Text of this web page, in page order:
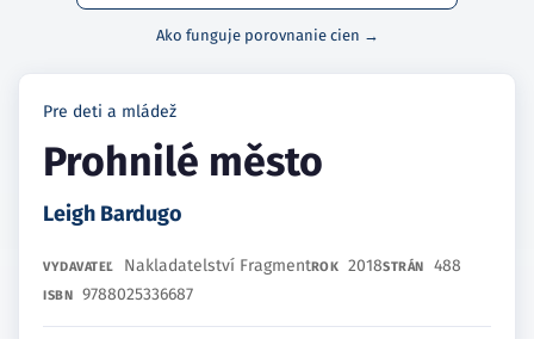
Ako funguje porovnanie cien →
Pre deti a mládež
Prohnilé město
Leigh Bardugo
VYDAVATEĽ Nakladatelství FragmentROK 2018STRÁN 488
ISBN 9788025336687